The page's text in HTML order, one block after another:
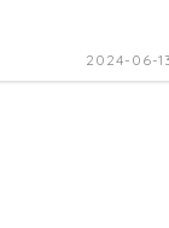
2024-06-